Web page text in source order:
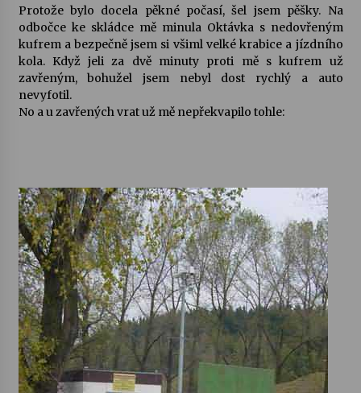
Petr Adamec – Malovaný svět
30. 6. 2026
Protože bylo docela pěkné počasí, šel jsem pěšky. Na
odbočce ke skládce mě minula Oktávka s nedovřeným
kufrem a bezpečně jsem si všiml velké krabice a jízdního
kola. Když jeli za dvě minuty proti mě s kufrem už
zavřeným, bohužel jsem nebyl dost rychlý a auto
nevyfotil.
No a u zavřených vrat už mě nepřekvapilo tohle: